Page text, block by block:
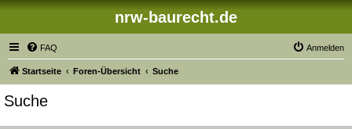
nrw-baurecht.de
FAQ Anmelden
Startseite Foren-Übersicht Suche
Suche